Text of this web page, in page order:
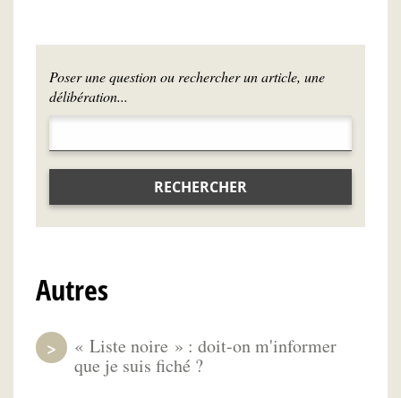
Poser une question ou rechercher un article, une
délibération...
RECHERCHER
Autres
« Liste noire » : doit-on m'informer
que je suis fiché ?